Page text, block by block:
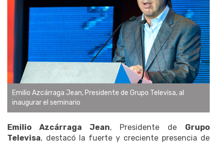
Emilio Azcárraga Jean, Presidente de Grupo Televisa, al
inaugurar el seminario
Emilio Azcárraga Jean, Presidente de Grupo
Televisa, destacó la fuerte y creciente presencia de